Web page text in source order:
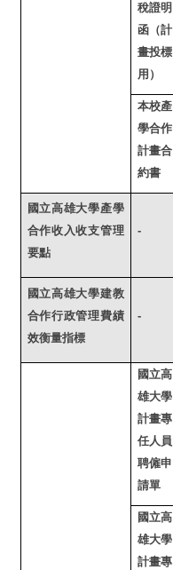
稅證明
函（計
畫投標
用）
本校產
學合作
計畫合
約書
國立高雄大學產學
合作收入收支管理
要點
-
國立高雄大學建教
合作行政管理費績
效衡量指標
-
國立高
雄大學
計畫專
任人員
聘僱申
請單
國立高
雄大學
計畫專